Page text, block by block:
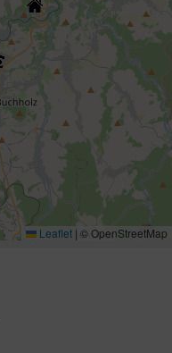
Leaflet | © OpenStreetMap